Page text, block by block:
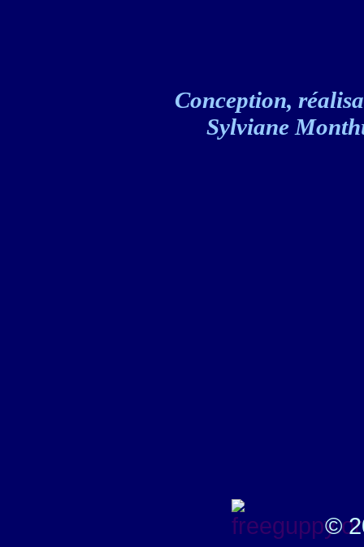
Conception,
Sylviane
©